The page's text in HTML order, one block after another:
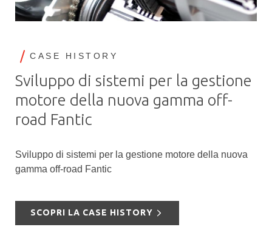
CASE HISTORY
Sviluppo di sistemi per la gestione
motore della nuova gamma off-
road Fantic
Sviluppo di sistemi per la gestione motore della nuova
gamma off-road Fantic
SCOPRI LA CASE HISTORY